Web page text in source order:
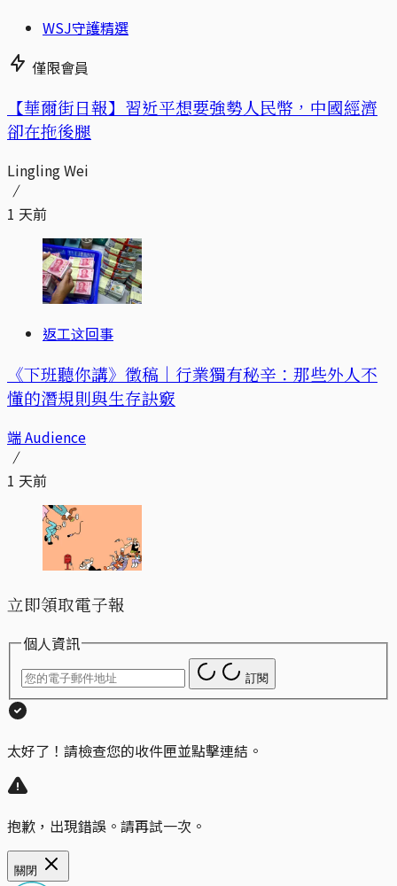
WSJ守護精選
僅限會員
【華爾街日報】習近平想要強勢人民幣，中國經濟
卻在拖後腿
Lingling Wei
1 天前
返工这回事
《下班聽你講》徵稿｜行業獨有秘辛：那些外人不
懂的潛規則與生存訣竅
端 Audience
1 天前
立即領取電子報
個人資訊
訂閱
太好了！請檢查您的收件匣並點擊連結。
抱歉，出現錯誤。請再試一次。
關閉